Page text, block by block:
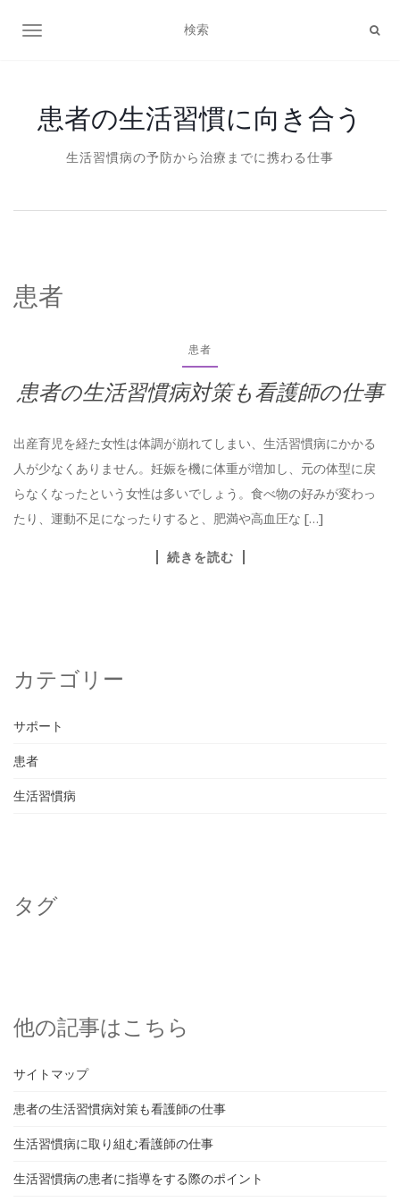
ナビゲーション切り替え
患者の生活習慣に向き合う
生活習慣病の予防から治療までに携わる仕事
患者
患者
患者の生活習慣病対策も看護師の仕事
出産育児を経た女性は体調が崩れてしまい、生活習慣病にかかる
人が少なくありません。妊娠を機に体重が増加し、元の体型に戻
らなくなったという女性は多いでしょう。食べ物の好みが変わっ
たり、運動不足になったりすると、肥満や高血圧な […]
続きを読む
カテゴリー
サポート
患者
生活習慣病
タグ
他の記事はこちら
サイトマップ
患者の生活習慣病対策も看護師の仕事
生活習慣病に取り組む看護師の仕事
生活習慣病の患者に指導をする際のポイント